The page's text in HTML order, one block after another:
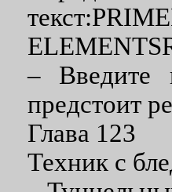
– Введите
предстоит
Глава 123
Техник с